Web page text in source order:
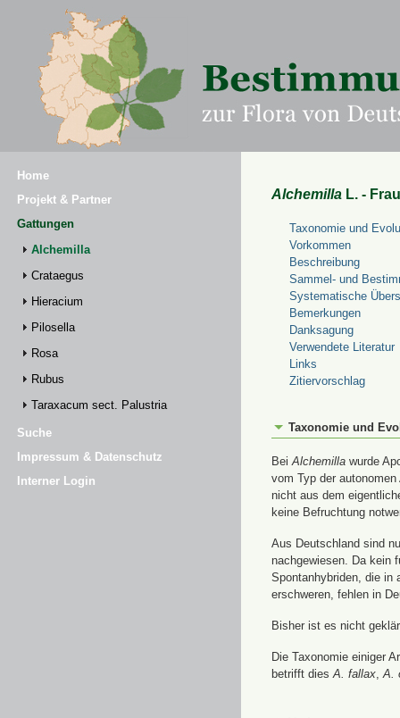
Home
Projekt & Partner
Gattungen
Alchemilla
Crataegus
Hieracium
Pilosella
Rosa
Rubus
Taraxacum sect. Palustria
Suche
Impressum & Datenschutz
Interner Login
Alchemilla L. -
Taxonomie und
Vorkommen
Beschreibung
Sammel- und
Systematische
Bemerkungen
Danksagung
Verwendete Literatur
Links
Zitiervorschlag
Taxonomie und
BeiAlchemilla wurde
vom Typ der
nicht aus dem
keine Befruchtung
Aus Deutschland sind
nachgewiesen. Da kein
Spontanhybriden, die in
erschweren, fehlen in
Bisher ist es nicht
Die Taxonomie einiger
betrifft diesA. fallax,A.